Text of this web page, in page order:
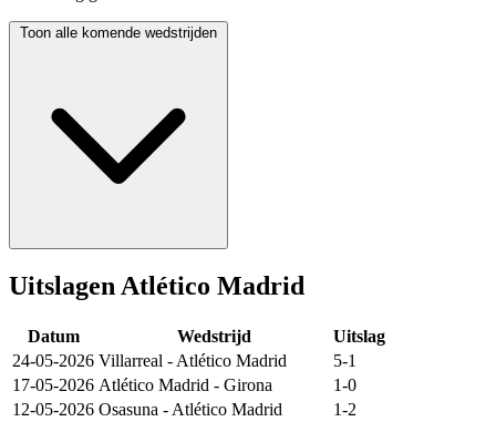
Toon alle komende wedstrijden
Uitslagen Atlético Madrid
Datum Wedstrijd
Uitslag
24-05-2026 Villarreal - Atlético Madrid
5-1
17-05-2026 Atlético Madrid - Girona
1-0
12-05-2026 Osasuna - Atlético Madrid
1-2